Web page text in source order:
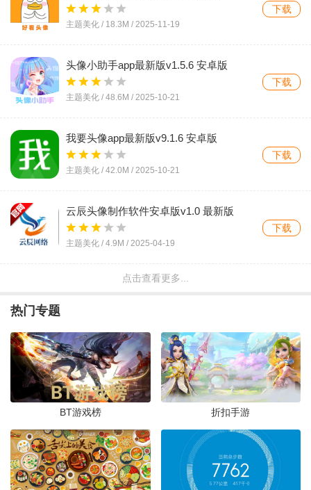
主题美化 / 18.3M / 2025-11-19
下载
头像小助手app最新版v1.5.6 安卓版
主题美化 / 48.6M / 2025-10-21
下载
我要头像app最新版v9.1.6 安卓版
主题美化 / 42.0M / 2025-10-21
下载
云辰头像制作软件安卓版v1.0 最新版
主题美化 / 4.9M / 2025-04-19
下载
头像精选APPv1.2.1 安卓版
头像手绘app官方版(有画头像)v2.1.3 最新
版
主题美化 /7.1M/2024-06-16
下载
果橙头像APP官方版v1.3.2 最新版
主题美化 /61.2M/2024-06-16
下载
点击查看更多...
热门专题
BT游戏榜 折扣手游